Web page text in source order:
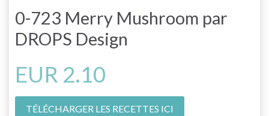
0-723 Merry Mushroom par
DROPS Design
EUR 2.10
TÉLÉCHARGER LES RECETTES ICI